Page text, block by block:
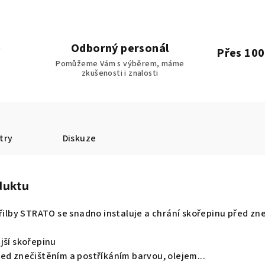
Odborný personál
Pomůžeme Vám s výběrem, máme
zkušenosti i znalosti
Přes
Diskuze
STRATO se snadno instaluje a chrání skořepinu před
skořepinu
znečištěním a postříkáním barvou, olejem...